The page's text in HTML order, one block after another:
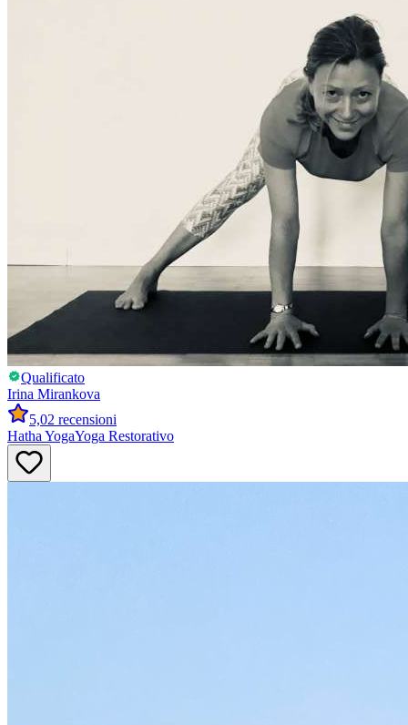
Qualificato
Irina Mirankova
5,02 recensioni
Hatha YogaYoga Restorativo